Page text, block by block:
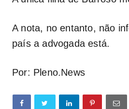
A nota, no entanto, não
país a advogada está.
Por: Pleno.News